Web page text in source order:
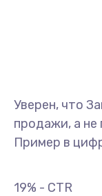
Уверен, что
продажи, а не
Пример в
19% - CTR